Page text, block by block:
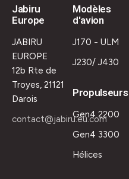
Jabiru
Europe
JABIRU
EUROPE
12b Rte de
Troyes, 21121
Darois
contact@jabiru.eu.com
Modèles
d'avion
J170 - ULM
J230/ J430
Propulseurs
Gen4 2200
Gen4 3300
Hélices